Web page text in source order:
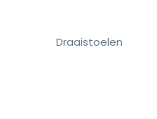
Draaistoelen